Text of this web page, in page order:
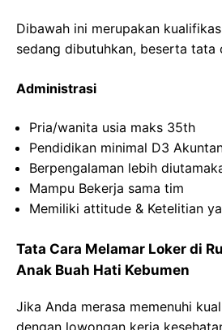
Dibawah ini merupakan
sedang dibutuhkan, beserta tata
Administrasi
Pria/wanita usia maks 35th
Pendidikan minimal D3
Berpengalaman lebih
Mampu Bekerja sama tim
Memiliki attitude & Ketelitian
Tata Cara Melamar Loker di
Anak Buah Hati Kebumen
Jika Anda merasa memenuhi
dengan lowongan kerja